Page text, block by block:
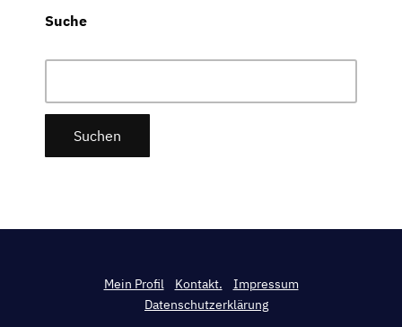
Suche
Mein Profil Kontakt.
Impressum
Datenschutzerklärung